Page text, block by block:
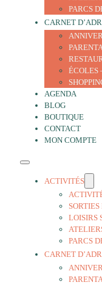
PARCS
CARNET
ÉCOLES
AGENDA
BLOG
BOUTIQUE
CONTACT
MON COMPTE
ACTIVITÉS
LOISIRS
PARCS
CARNET